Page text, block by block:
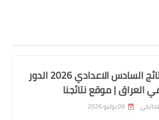
على راتب
المثنى
رابط نتائج السادس الاعدادي 2026 الدور
العراق | موقع نتائجنا
09 يوليو 2026